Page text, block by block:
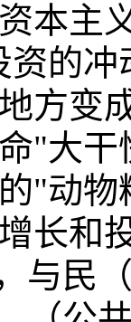
本主
的
方变
"大
"动
长和
与民